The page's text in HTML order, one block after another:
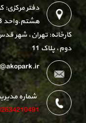
دفتر مرکزی:
هشتم.واحد 803
کارخانه: تهران، شهر
دوم، پلاک 11
شماره